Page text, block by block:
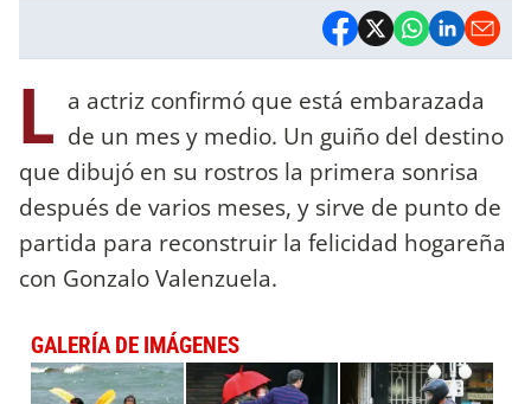
L a actriz confirmó que está embarazada
de un mes y medio. Un guiño del destino
que dibujó en su rostros la primera sonrisa
después de varios meses, y sirve de punto de
partida para reconstruir la felicidad hogareña
con Gonzalo Valenzuela.
GALERÍA DE IMÁGENES